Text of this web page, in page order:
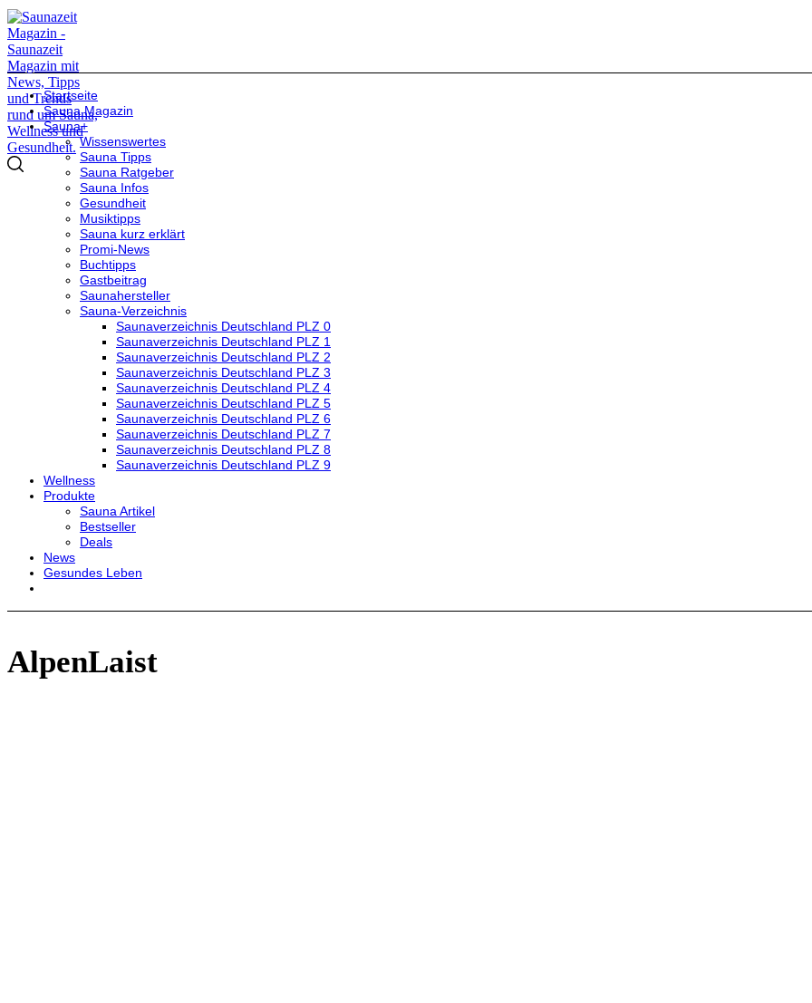
Startseite
Sauna Magazin
Sauna+
Wissenswertes
Sauna Tipps
Sauna Ratgeber
Sauna Infos
Gesundheit
Musiktipps
Sauna kurz erklärt
Promi-News
Buchtipps
Gastbeitrag
Saunahersteller
Sauna-Verzeichnis
Saunaverzeichnis Deutschland PLZ 0
Saunaverzeichnis Deutschland PLZ 1
Saunaverzeichnis Deutschland PLZ 2
Saunaverzeichnis Deutschland PLZ 3
Saunaverzeichnis Deutschland PLZ 4
Saunaverzeichnis Deutschland PLZ 5
Saunaverzeichnis Deutschland PLZ 6
Saunaverzeichnis Deutschland PLZ 7
Saunaverzeichnis Deutschland PLZ 8
Saunaverzeichnis Deutschland PLZ 9
Wellness
Produkte
Sauna Artikel
Bestseller
Deals
News
Gesundes Leben
AlpenLaist